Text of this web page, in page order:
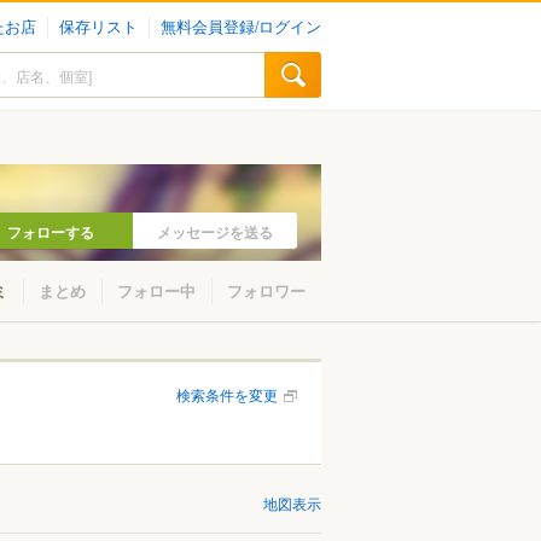
お店 保存リスト 無料会員登録/ログイン
フォローする メッセージを送る
まとめ フォロー中 フォロワー
検索条件を変更
地図表示